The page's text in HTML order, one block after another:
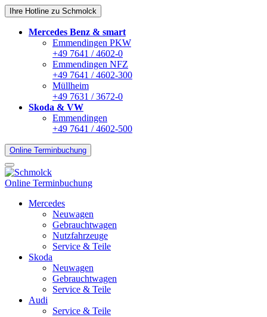
Ihre Hotline zu Schmolck
Mercedes Benz & smart
Emmendingen PKW
+49 7641 / 4602-0
Emmendingen NFZ
+49 7641 / 4602-300
Müllheim
+49 7631 / 3672-0
Skoda & VW
Emmendingen
+49 7641 / 4602-500
Online Terminbuchung
Online Terminbuchung
Mercedes
Neuwagen
Gebrauchtwagen
Nutzfahrzeuge
Service & Teile
Skoda
Neuwagen
Gebrauchtwagen
Service & Teile
Audi
Service & Teile